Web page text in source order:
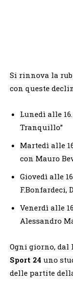
Si rinnova la
con queste
Lunedì alle
Tranquillo”
Martedì alle
con Mauro
Giovedì alle
F.Bonfardeci,
Venerdì alle
Alessandro
Ogni giorno, dal
Sport 24 uno
delle partite